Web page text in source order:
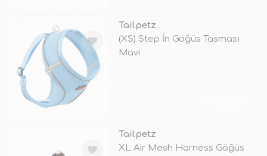
Tailpetz
(XS) Step İn Göğüs Tasması
Mavi
Tailpetz
XL Air Mesh Harness Göğüs